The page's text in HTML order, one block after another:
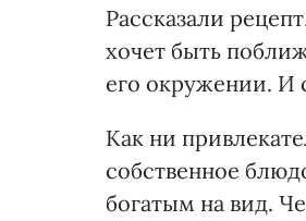
Рассказали
хочет быть
его окружении. И
Как ни
собственное
богатым на вид.